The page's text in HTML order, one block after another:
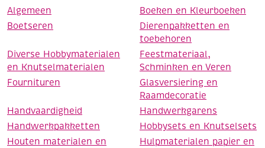
Algemeen
Boeken en Kleurboeken
Boetseren
Dierenpakketten en
toebehoren
Diverse Hobbymaterialen
en Knutselmaterialen
Feestmateriaal,
Schminken en Veren
Fournituren
Glasversiering en
Raamdecoratie
Handvaardigheid
Handwerkgarens
Handwerkpakketten
Hobbysets en Knutselsets
Houten materialen en
Hulpmaterialen papier en